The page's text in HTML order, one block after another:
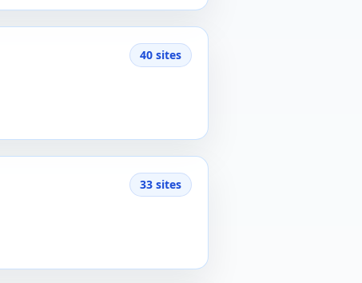
40 sites
33 sites